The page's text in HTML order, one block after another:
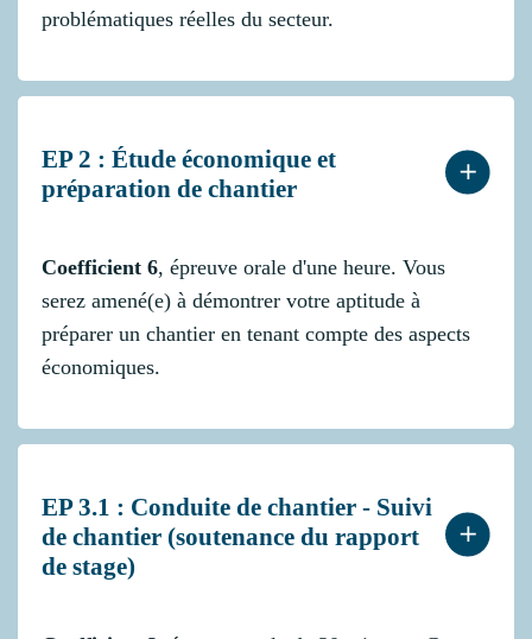
problématiques réelles du secteur.
EP 2 : Étude économique et
préparation de chantier
Coefficient 6, épreuve orale d'une heure. Vous
serez amené(e) à démontrer votre aptitude à
préparer un chantier en tenant compte des aspects
économiques.
EP 3.1 : Conduite de chantier - Suivi
de chantier (soutenance du rapport
de stage)